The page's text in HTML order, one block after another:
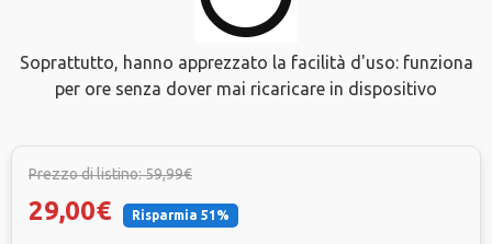
Soprattutto, hanno apprezzato la facilità d'uso: funziona
per ore senza dover mai ricaricare in dispositivo
Prezzo di listino: 59,99€
29,00€ Risparmia 51%